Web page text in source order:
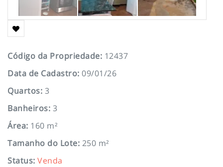
Código da Propriedade: 12437
Data de Cadastro: 09/01/26
Quartos: 3
Banheiros: 3
Área: 160 m²
Tamanho do Lote: 250 m²
Status: Venda